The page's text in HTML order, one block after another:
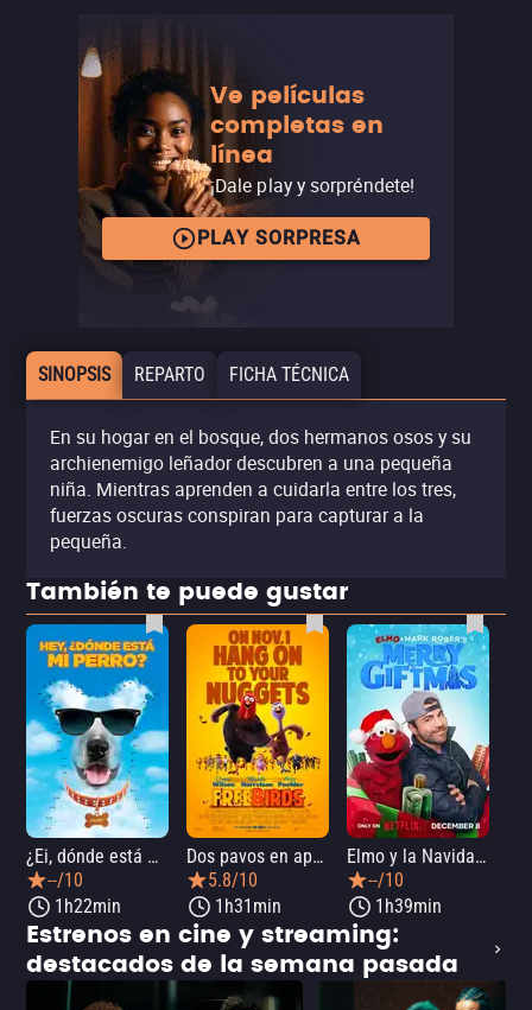
Ve películas
completas en
línea
¡Dale play y sorpréndete!
PLAY SORPRESA
SINOPSIS REPARTO FICHA TÉCNICA
En su hogar en el bosque, dos hermanos osos y su
archienemigo leñador descubren a una pequeña
niña. Mientras aprenden a cuidarla entre los tres,
fuerzas oscuras conspiran para capturar a la
pequeña.
También te puede gustar
¿Ei, dónde está mi perro?
--/10
1h22min
Dos pavos en apuros
5.8/10
1h31min
Elmo y la Navidad mágica de Mark Rober
--/10
1h39min
Estrenos en cine y streaming:
destacados de la semana pasada